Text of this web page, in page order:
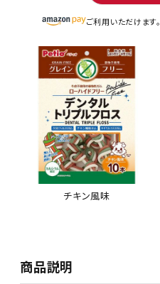
ご利用いただけます。
チキン風味
商品説明